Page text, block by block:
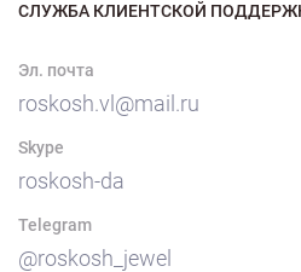
СЛУЖБА КЛИЕНТСКОЙ
Эл. почта
roskosh.vl@mail.ru
Skype
roskosh-da
Telegram
@roskosh_jewel